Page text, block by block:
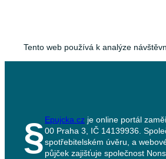
Tento web používá k analýze
§ Epujcka.cz je online portál
00 Praha 3, IČ 14139936.
spotřebitelském úvěru, a
půjček zajišťuje společnost